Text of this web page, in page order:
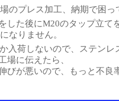
のプレス加工、納期で困っ
した後にM20のタップ立て
なりません。
入荷しないので、ステンレ
場に伝えたら、
びが悪いので、もっと不良